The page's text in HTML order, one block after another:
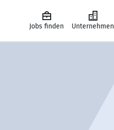
Jobs finden Unternehmen